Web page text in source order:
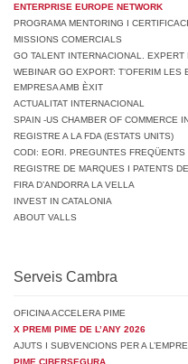
ENTERPRISE EUROPE NETWORK
PROGRAMA MENTORING I
MISSIONS COMERCIALS
GO TALENT INTERNACIONAL.
WEBINAR GO EXPORT: T’OFERIM
EMPRESA AMB ÈXIT
ACTUALITAT INTERNACIONAL
SPAIN -US CHAMBER OF COMMERCE
REGISTRE A LA FDA (ESTATS UNITS)
CODI: EORI. PREGUNTES FREQÜENTS
REGISTRE DE MARQUES I PATENTS
FIRA D’ANDORRA LA VELLA
INVEST IN CATALONIA
ABOUT VALLS
Serveis Cambra
OFICINA ACCELERA PIME
X PREMI PIME DE L’ANY 2026
AJUTS I SUBVENCIONS PER A
PIME CIBERSEGURA